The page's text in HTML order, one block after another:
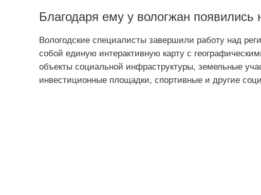
Благодаря ему у вологжан появились
Вологодские специалисты завершили работу над
собой единую интерактивную карту с
объекты социальной инфраструктуры, земельные
инвестиционные площадки, спортивные и другие